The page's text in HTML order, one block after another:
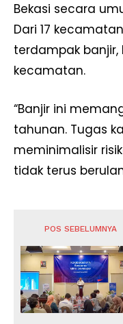
Bekasi secara
Dari 17
terdampak banjir,
kecamatan.
“Banjir ini
tahunan. Tugas
meminimalisir
tidak terus
POS SEBELUMNYA